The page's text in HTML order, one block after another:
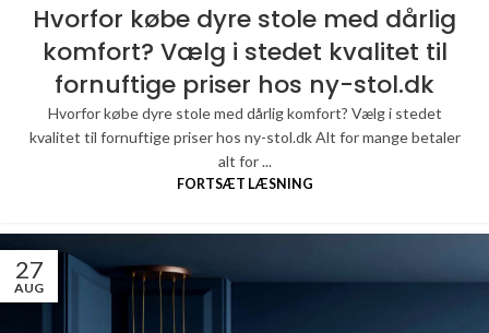
Hvorfor købe dyre stole med dårlig
komfort? Vælg i stedet kvalitet til
fornuftige priser hos ny-stol.dk
Hvorfor købe dyre stole med dårlig komfort? Vælg i stedet
kvalitet til fornuftige priser hos ny-stol.dk Alt for mange betaler
alt for ...
FORTSÆT LÆSNING
27
AUG